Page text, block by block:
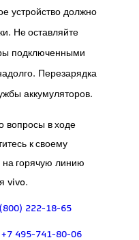
устройство должно
Не оставляйте
подключенными
Перезарядка
аккумуляторов.
вопросы в ходе
к своему
на горячую линию
vivo.
222-18-65
+7 495-741-80-06